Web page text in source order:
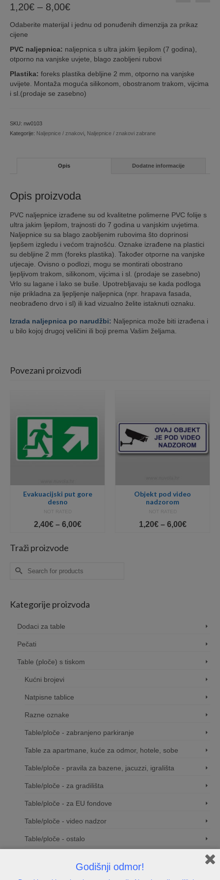
1,20€ – 8,00€Price
1,20€
8,00€
Odaberite materijal i jednu od ponuđenih dimenzija za prikaz
cijene
PVC naljepnica: naljepnica s ultra jakim ljepilom (7 godina),
otporno na vanjske uvjete, blago zaobljeni rubovi
Plastika: foreks plastika debljine 2 mm, otporno na vanjske
uvijete. Montaža moguća silikonom, obostranom trakom, vijcima
i sl.(prodaje se zasebno)
SKU: nw0103
Kategorije: Naljepnice / znakovi Naljepnice / znakovi zabrane
Opis Dodatne informacije
Opis proizvoda
PVC naljepnice izrađene su od kvalitetne polimerne PVC folije s
ultra jakim ljepilom, trajnosti do 7 godina u vanjskim uvjetima.
Naljepnice su sa blago zaobljenim rubovima što doprinosi
ljepšem izgledu i većom trajnošću. Oznake izrađene na plastici
su debljine 2 mm (foreks plastika). Također otporne na vanjske
utjecaje. Ovisno o podlozi, mogu se montirati obostrano
ljepljivom trakom, silikonom, vijcima i sl. (prodaje se zasebno)
Vrlo su lagane i lako se buše. Upotrebljavaju se kada podloga
nije prikladna za ljepljenje naljepnica (npr. hrapava fasada,
neobrađeno drvo i sl) ili kad vizualno želite istaknuti oznaku.
Izrada naljepnica po narudžbi: Naljepnica može biti izrađena i
u bilo kojoj drugoj veličini ili boji prema Vašim željama.
Povezani proizvodi
Evakuacijski put gore
desno
NOT RATED
2,40€ – 6,00€Price
Objekt pod video
nadzorom
NOT RATED
1,20€ – 6,00€Price
Traži proizvode
Search
Kategorije proizvoda
Dodaci za table
Pečati
Table (ploče) s tiskom
Kućni brojevi
Natpisne tablice
Razne oznake
Table/ploče - zabranjeno parkiranje
Table za apartmane, kuće za odmor, hotele, sobe
Table/ploče - pravila za bazene, jacuzzi, igrališta
Table/ploče - za gradilišta
Table/ploče - za EU fondove
Table/ploče - video nadzor
Table/ploče - ostalo
Godišnji odmor!